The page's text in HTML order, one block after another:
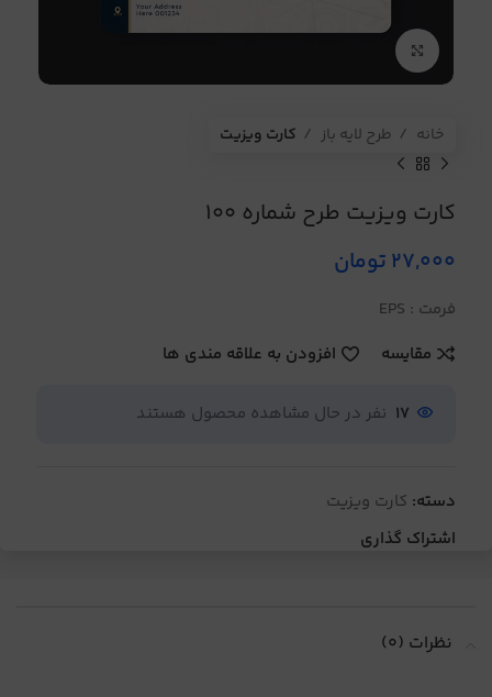
خانه طرح لایه باز کارت ویزیت
کارت ویزیت طرح شماره 100
27,000تومان
فرمت : EPS
مقایسه
افزودن به علاقه مندی ها
17 نفر در حال مشاهده محصول هستند
دسته: کارت ویزیت
اشتراک گذاری
نظرات (0)